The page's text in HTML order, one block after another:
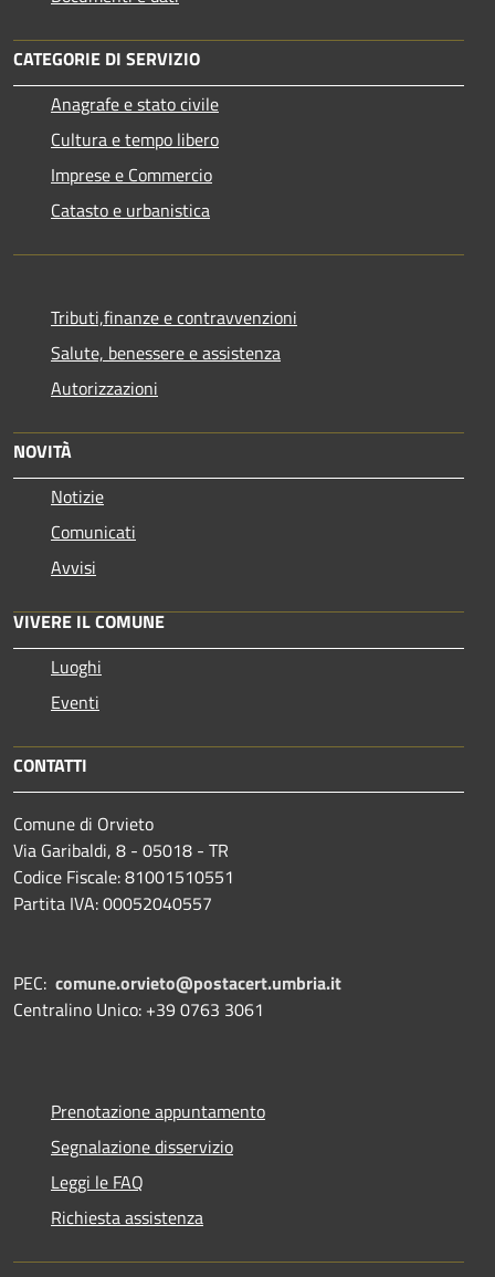
CATEGORIE DI SERVIZIO
Anagrafe e stato civile
Cultura e tempo libero
Imprese e Commercio
Catasto e urbanistica
Tributi,finanze e contravvenzioni
Salute, benessere e assistenza
Autorizzazioni
NOVITÀ
Notizie
Comunicati
Avvisi
VIVERE IL COMUNE
Luoghi
Eventi
CONTATTI
Comune di Orvieto
Via Garibaldi, 8 - 05018 - TR
Codice Fiscale: 81001510551
Partita IVA: 00052040557
PEC: comune.orvieto@postacert.umbria.it
Centralino Unico: +39 0763 3061
Prenotazione appuntamento
Segnalazione disservizio
Leggi le FAQ
Richiesta assistenza